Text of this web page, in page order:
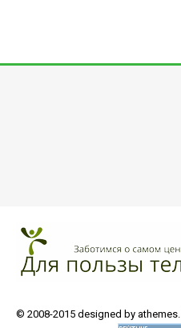
© 2008-2015 designed by athemes.